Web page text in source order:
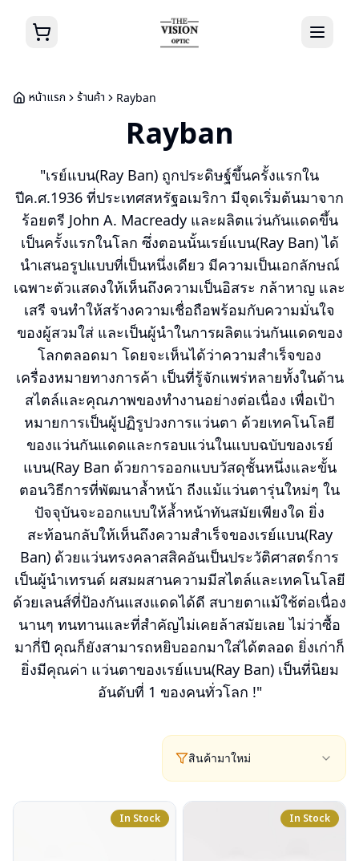
หน้าแรก ร้านค้า Rayban
Rayban
"เรย์แบน(Ray Ban) ถูกประดิษฐ์ขึ้นครั้งแรกใน
ปีค.ศ.1936 ที่ประเทศสหรัฐอเมริกา มีจุดเริ่มต้นมาจาก
ร้อยตรี John A. Macready และผลิตแว่นกันแดดขึ้น
เป็นครั้งแรกในโลก ซึ่งตอนนั้นเรย์แบน(Ray Ban) ได้
นำเสนอรูปแบบที่เป็นหนึ่งเดียว มีความเป็นเอกลักษณ์
เฉพาะตัวแสดงให้เห็นถึงความเป็นอิสระ กล้าหาญ และ
เสรี จนทำให้สร้างความเชื่อถือพร้อมกับความมั่นใจ
ของผู้สวมใส่ และเป็นผู้นำในการผลิตแว่นกันแดดของ
โลกตลอดมา โดยจะเห็นได้ว่าความสำเร็จของ
เครื่องหมายทางการค้า เป็นที่รู้จักแพร่หลายทั้งในด้าน
สไตล์และคุณภาพของทำงานอย่างต่อเนื่อง เพื่อเป้า
หมายการเป็นผู้ปฏิรูปวงการแว่นตา ด้วยเทคโนโลยี
ของแว่นกันแดดและกรอบแว่นในแบบฉบับของเรย์
แบน(Ray Ban ด้วยการออกแบบวัสดุชั้นหนึ่งและขั้น
ตอนวิธีการที่พัฒนาล้ำหน้า ถีงแม้แว่นตารุ่นใหม่ๆ ใน
ปัจจุบันจะออกแบบให้ล้ำหน้าทันสมัยเพียงใด ยิ่ง
สะท้อนกลับให้เห็นถึงความสำเร็จของเรย์แบน(Ray
Ban) ด้วยแว่นทรงคลาสสิคอันเป็นประวัติศาสตร์การ
เป็นผู้นำเทรนด์ ผสมผสานความมีสไตล์และเทคโนโลยี
ด้วยเลนส์ที่ป้องกันแสงแดดได้ดี สบายตาแม้ใช้ต่อเนื่อง
นานๆ ทนทานและที่สำคัญไม่เคยล้าสมัยเลย ไม่ว่าซื้อ
มากี่ปี คุณก็ยังสามารถหยิบออกมาใส่ได้ตลอด ยิ่งเก่าก็
ยิ่งมีคุณค่า แว่นตาของเรย์แบน(Ray Ban) เป็นที่นิยม
อันดับที่ 1 ของคนทั่วโลก !"
สินค้ามาใหม่
In Stock In Stock